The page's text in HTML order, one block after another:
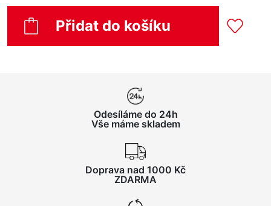
Přidat do košíku
Odesíláme do 24h
Vše máme skladem
Doprava nad 1000 Kč
ZDARMA